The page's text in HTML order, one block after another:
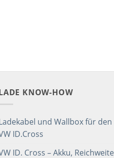
KNOW-HOW
und Wallbox für den
ID.Cross
ID. Cross – Akku, Reichweite